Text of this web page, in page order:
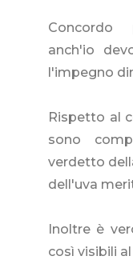
Concordo
anch'io
l'impegno
Rispetto al
sono
verdetto
dell'uva
Inoltre è
così visibili